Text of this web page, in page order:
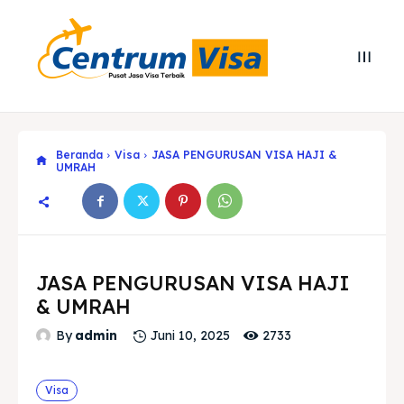
Search
Search
Explore our destinations
& Make a booking today
Explore our destinations
& Make a booking today
Beranda Visa
JASA PENGURUSAN VISA HAJI &
UMRAH
JASA PENGURUSAN VISA HAJI
& UMRAH
By admin Juni 10, 2025 2733
Visa